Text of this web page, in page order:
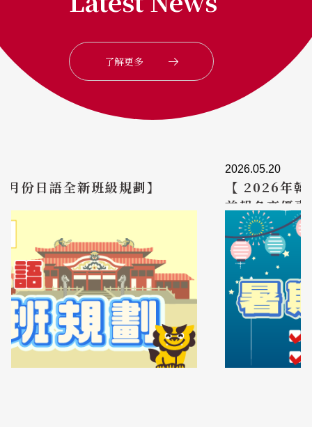
了解更多
【 2026年韓文0基礎暑期密集班】6/23
前報名享優惠